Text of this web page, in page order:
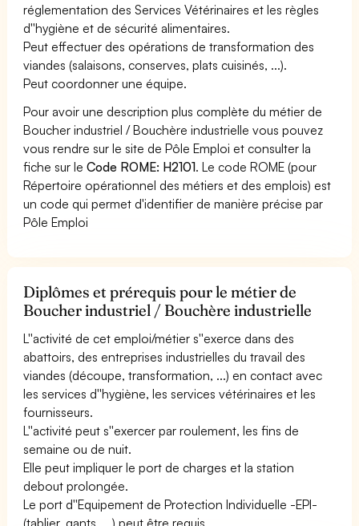
réglementation des Services Vétérinaires et les règles
d''hygiène et de sécurité alimentaires.
Peut effectuer des opérations de transformation des
viandes (salaisons, conserves, plats cuisinés, ...).
Peut coordonner une équipe.
Pour avoir une description plus complète du métier de
Boucher industriel / Bouchère industrielle vous pouvez
vous rendre sur le site de Pôle Emploi et consulter la
fiche sur leCode ROME: H2101. Le code ROME (pour
Répertoire opérationnel des métiers et des emplois) est
un code qui permet d'identifier de manière précise par
Pôle Emploi
Diplômes et prérequis pour le métier de
Boucher industriel / Bouchère industrielle
L''activité de cet emploi/métier s''exerce dans des
abattoirs, des entreprises industrielles du travail des
viandes (découpe, transformation, ...) en contact avec
les services d''hygiène, les services vétérinaires et les
fournisseurs.
L''activité peut s''exercer par roulement, les fins de
semaine ou de nuit.
Elle peut impliquer le port de charges et la station
debout prolongée.
Le port d''Equipement de Protection Individuelle -EPI-
(tablier, gants, ...) peut être requis.